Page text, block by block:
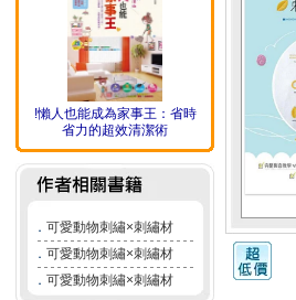
!懶人也能成為家事王：省時
省力的超效清潔術
． 可愛動物刺繡×刺繡材
． 可愛動物刺繡×刺繡材
． 可愛動物刺繡×刺繡材